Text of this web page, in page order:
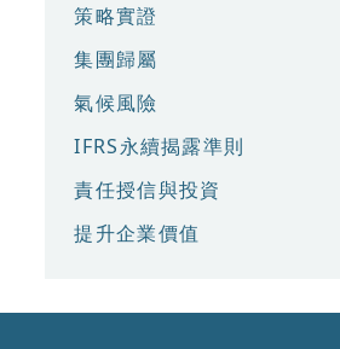
策略實證
集團歸屬
氣候風險
IFRS永續揭露準則
責任授信與投資
提升企業價值